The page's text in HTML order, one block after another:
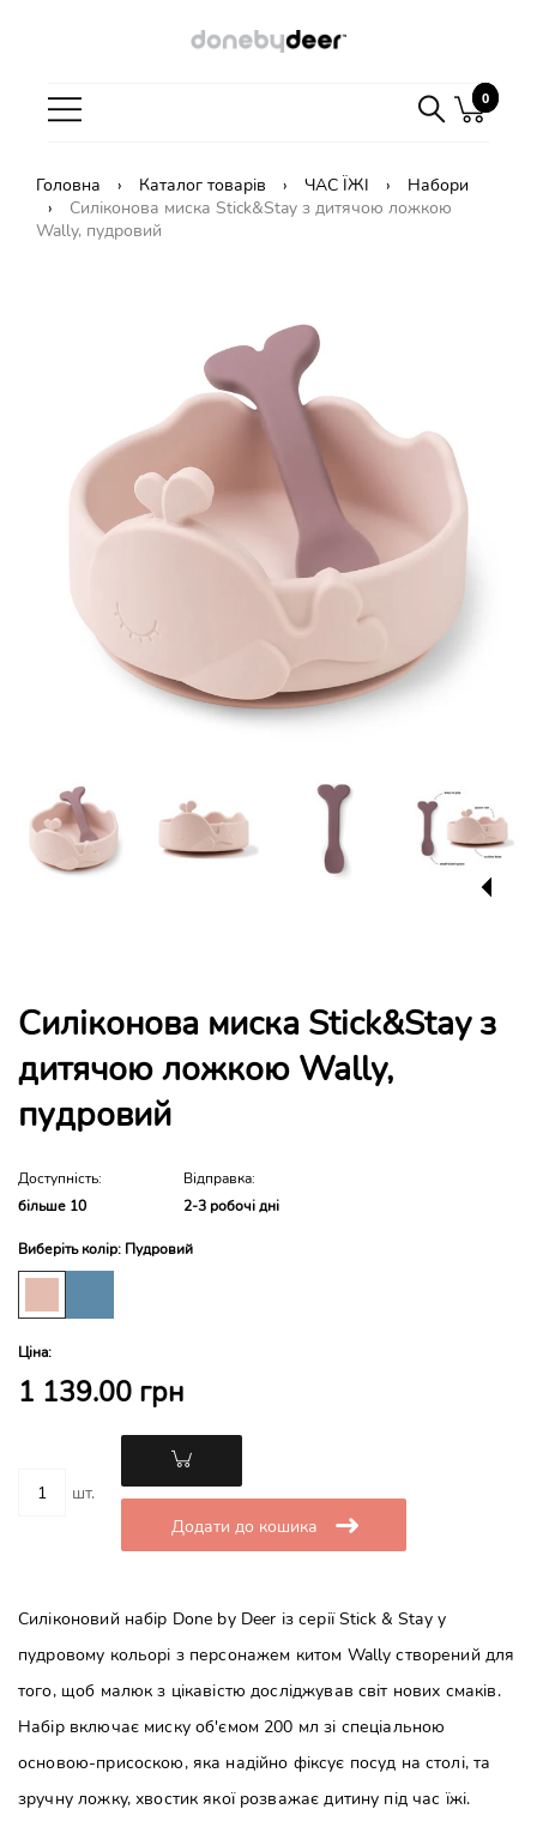
0
0
Головна Каталог товарів ЧАС ЇЖІ
Набори
Силіконова миска Stick&Stay з дитячою ложкою
Wally, пудровий
Силіконова миска Stick&Stay з
дитячою ложкою Wally,
пудровий
Доступність:
більше 10
Відправка:
2-3 робочі дні
Виберіть колір: Пудровий
Ціна:
1 139.00 грн
шт.
Додати до кошика
Силіконовий набір Done by Deer із серії Stick & Stay у
пудровому кольорі з персонажем китом Wally створений для
того, щоб малюк з цікавістю досліджував світ нових смаків.
Набір включає миску об'ємом 200 мл зі спеціальною
основою-присоскою, яка надійно фіксує посуд на столі, та
зручну ложку, хвостик якої розважає дитину під час їжі.